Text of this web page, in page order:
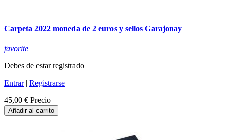
Carpeta 2022 moneda de 2 euros y sellos Garajonay
favorite
Debes de estar registrado
Entrar| Registrarse
45,00 € Precio
Añadir al carrito